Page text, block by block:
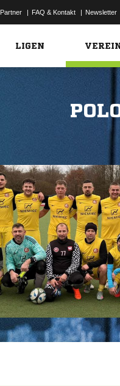
Partner | FAQ & Kontakt | Newsletter
LIGEN